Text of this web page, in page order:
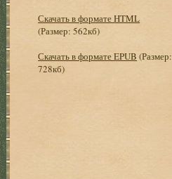
Скачать в формате HTML
(Размер: 562кб)
Скачать в формате EPUB (Размер:
728кб)